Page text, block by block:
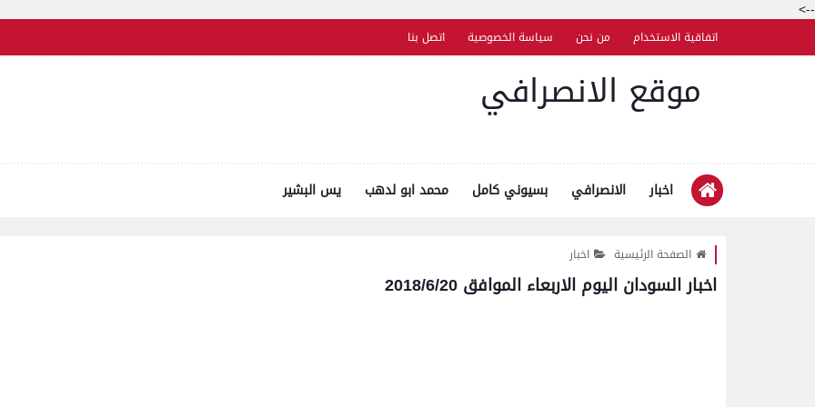
-->
اتفاقية الاستخدام من نحن سياسة الخصوصية اتصل بنا
موقع الانصرافي
اخبار الانصرافي بسيوني كامل محمد ابو لدهب يس البشير
الصفحة الرئيسية اخبار
اخبار السودان اليوم الاربعاء الموافق 2018/6/20